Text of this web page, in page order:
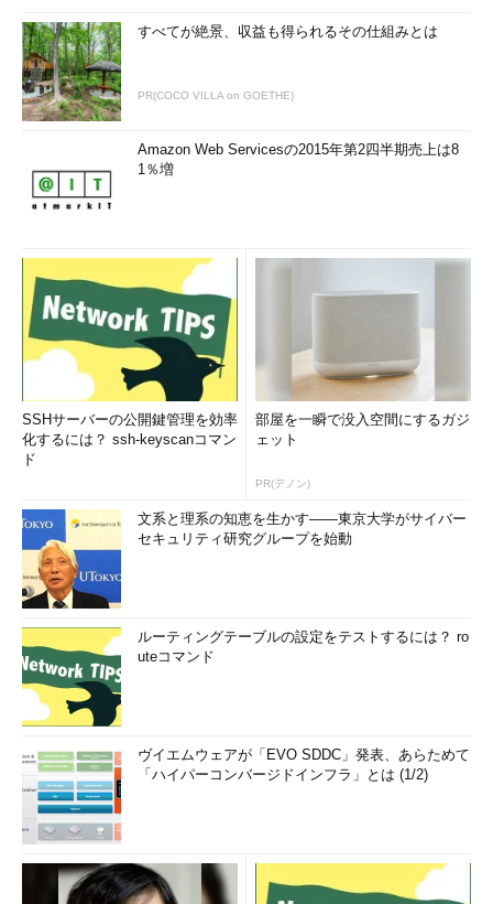
すべてが絶景、収益も得られるその仕組みとは
PR(COCO VILLA on GOETHE)
Amazon Web Servicesの2015年第2四半期売上は8
1％増
SSHサーバーの公開鍵管理を効率
化するには？ ssh-keyscanコマン
ド
部屋を一瞬で没入空間にするガジ
ェット
PR(デノン)
文系と理系の知恵を生かす――東京大学がサイバー
セキュリティ研究グループを始動
ルーティングテーブルの設定をテストするには？ ro
uteコマンド
ヴイエムウェアが「EVO SDDC」発表、あらためて
「ハイパーコンバージドインフラ」とは (1/2)